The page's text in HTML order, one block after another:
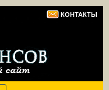
КОНТАКТЫ